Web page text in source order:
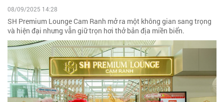
08/09/2025 14:28
SH Premium Lounge Cam Ranh mở ra một không gian sang trọng
và hiện đại nhưng vẫn giữ trọn hơi thở bản địa miền biển.